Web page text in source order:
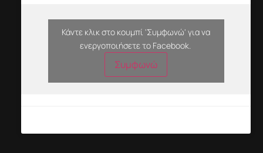
Κάντε κλικ στο κουμπί 'Συμφωνώ' για να
ενεργοποιήσετε το Facebook.
Συμφωνώ